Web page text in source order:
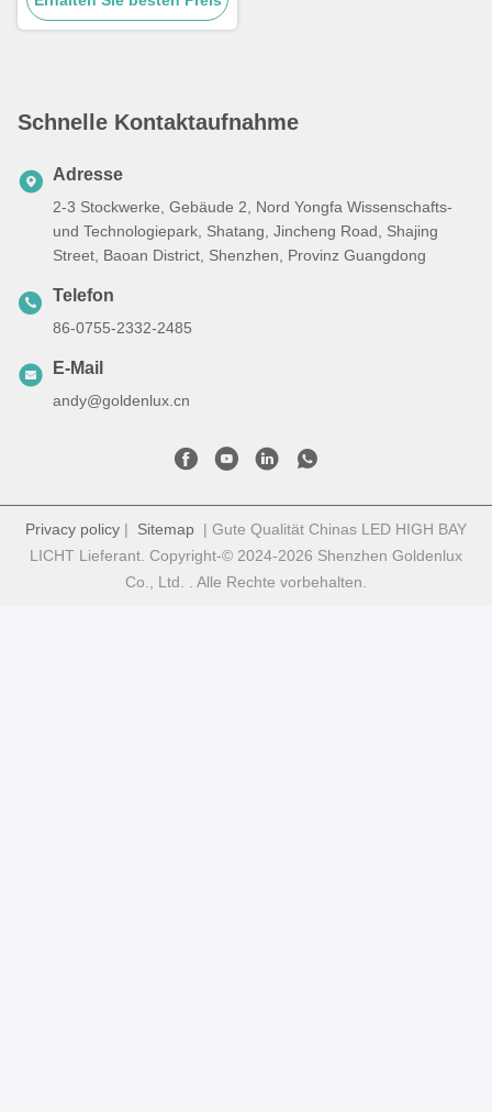
bis 45 °C Leistungsfähigkeit
Schnelle Kontaktaufnahme
Adresse
2-3 Stockwerke, Gebäude 2, Nord Yongfa Wissenschafts-
und Technologiepark, Shatang, Jincheng Road, Shajing
Street, Baoan District, Shenzhen, Provinz Guangdong
Telefon
86-0755-2332-2485
E-Mail
andy@goldenlux.cn
Privacy policy | Sitemap | Gute Qualität Chinas LED HIGH BAY
LICHT Lieferant. Copyright-© 2024-2026 Shenzhen Goldenlux
Co., Ltd. . Alle Rechte vorbehalten.